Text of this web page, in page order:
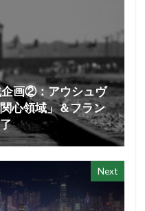
画②：アウシュヴ
心領域」＆フラン
Next